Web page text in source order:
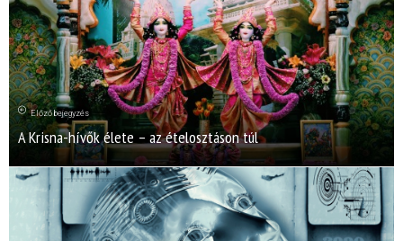
Előző bejegyzés
A Krisna-hívők élete – az ételosztáson túl